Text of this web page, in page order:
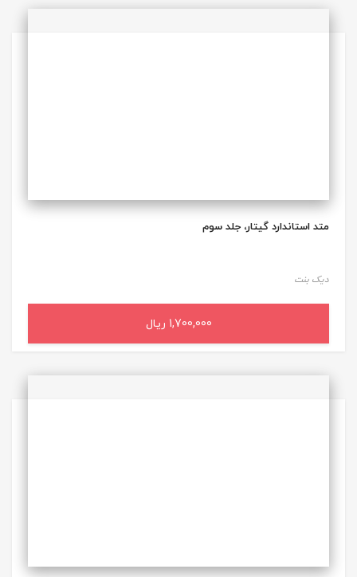
متد استاندارد گیتار، جلد سوم
دیک بنت
1,700,000 ریال
افزودن به سبد خرید